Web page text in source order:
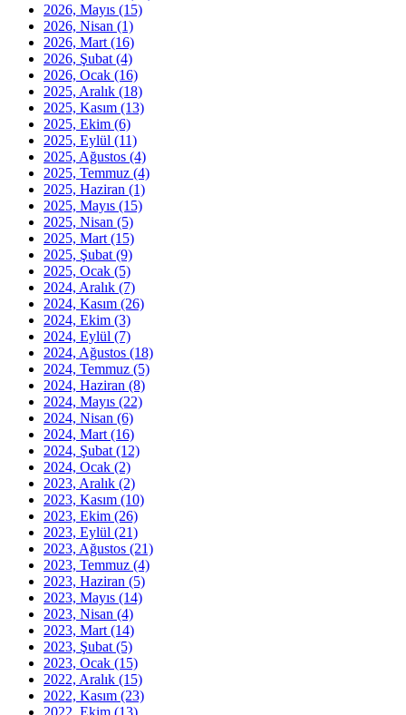
2026, Mayıs (15)
2026, Nisan (1)
2026, Mart (16)
2026, Şubat (4)
2026, Ocak (16)
2025, Aralık (18)
2025, Kasım (13)
2025, Ekim (6)
2025, Eylül (11)
2025, Ağustos (4)
2025, Temmuz (4)
2025, Haziran (1)
2025, Mayıs (15)
2025, Nisan (5)
2025, Mart (15)
2025, Şubat (9)
2025, Ocak (5)
2024, Aralık (7)
2024, Kasım (26)
2024, Ekim (3)
2024, Eylül (7)
2024, Ağustos (18)
2024, Temmuz (5)
2024, Haziran (8)
2024, Mayıs (22)
2024, Nisan (6)
2024, Mart (16)
2024, Şubat (12)
2024, Ocak (2)
2023, Aralık (2)
2023, Kasım (10)
2023, Ekim (26)
2023, Eylül (21)
2023, Ağustos (21)
2023, Temmuz (4)
2023, Haziran (5)
2023, Mayıs (14)
2023, Nisan (4)
2023, Mart (14)
2023, Şubat (5)
2023, Ocak (15)
2022, Aralık (15)
2022, Kasım (23)
2022, Ekim (13)